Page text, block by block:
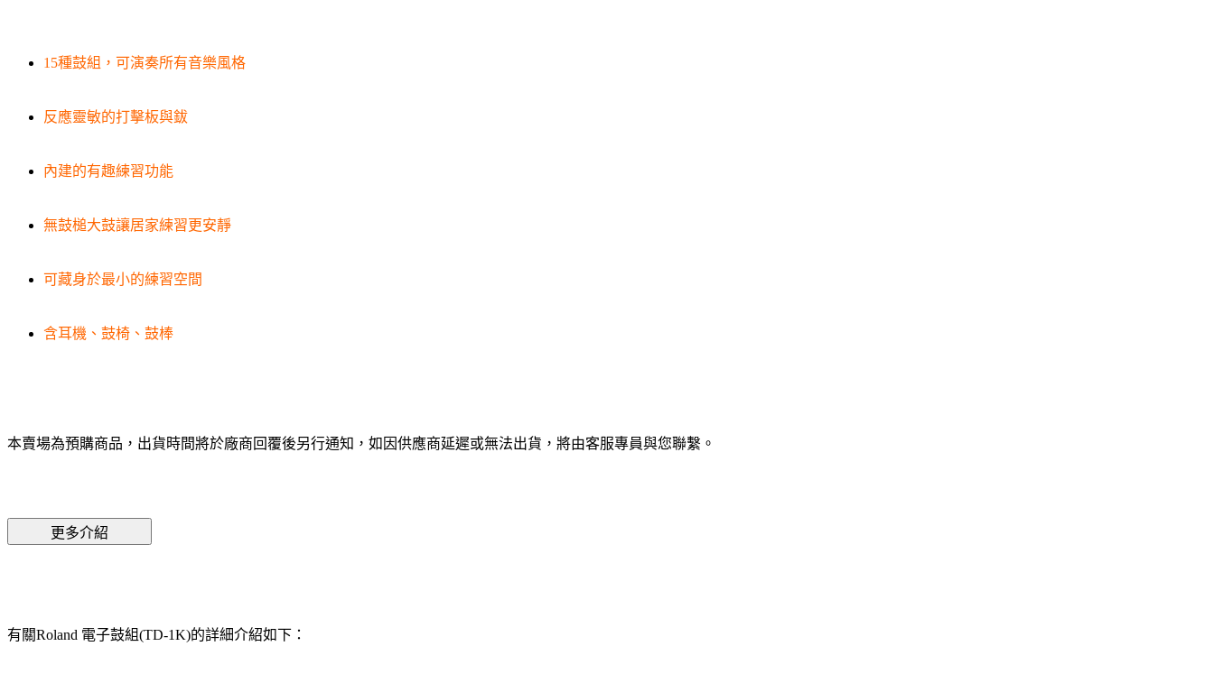
15種鼓組，可演奏所有音樂風格
反應靈敏的打擊板與鈸
內建的有趣練習功能
無鼓槌大鼓讓居家練習更安靜
可藏身於最小的練習空間
含耳機、鼓椅、鼓棒
本賣場為預購商品，出貨時間將於廠商回覆後另行通知，如因供應商延遲或無法出貨，將由客服專員與您聯繫。
有關Roland 電子鼓組(TD-1K)的詳細介紹如下：